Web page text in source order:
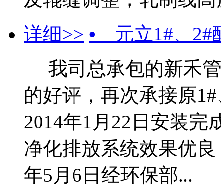
详细>> • 元立1#、2#
我司总承包的新禾管
的好评，再次承接原
2014年1月22日安装完
净化排放系统效果优
年5月6日经环保部...